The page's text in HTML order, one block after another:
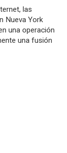
las
Nueva York
una operación
una fusión